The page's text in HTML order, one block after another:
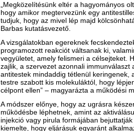
„Megközelítésünk eltér a hagyományos
hogy amikor megtervezünk egy
tudjuk, hogy az mivel lép majd
Barbas kutatásvezető.
A vizsgálatokban egereknek
programozott reakciót váltsanak ki,
vegyületet, amely felismeri a célsejteket.
zajlik, a szervezet azonnali immunválaszt
antitestek mindaddig tétlenül keringenek,
testre szabott kis molekuláktól, hogy
célpont ellen” – magyarázta a működési
A módszer előnye, hogy az ugrásra
működésbe léphetnek, amint az
injekció vagy pirula formájában
kiemelte, hogy eljárásuk egyaránt